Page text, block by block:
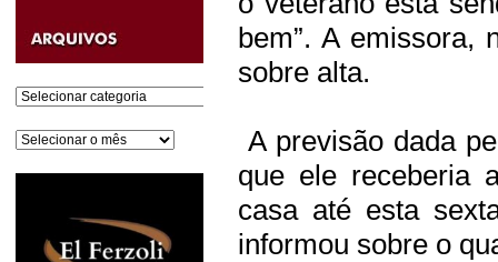
Categorias
Arquivos
bem”. A emissora,
sobre alta.
A previsão dada
que ele receberia
casa até esta
informou sobre o